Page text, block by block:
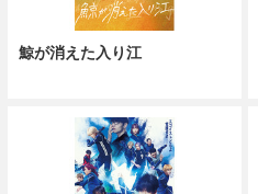
鯨が消えた入り江